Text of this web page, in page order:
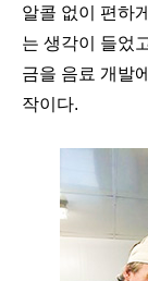
알콜 없이 편하
는 생각이 들었
금을 음료 개발
작이다.